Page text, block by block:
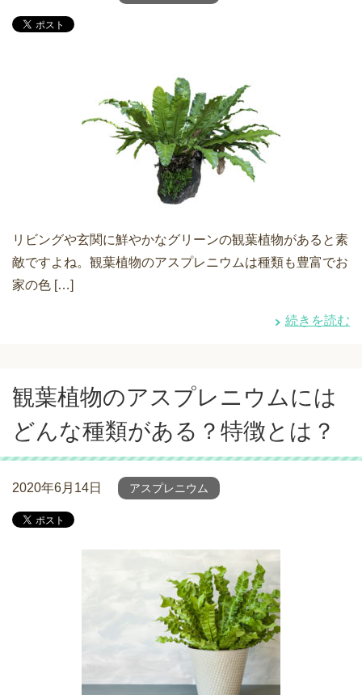
リビングや玄関に鮮やかなグリーンの観葉植物があると素
敵ですよね。観葉植物のアスプレニウムは種類も豊富でお
家の色 […]
続きを読む
観葉植物のアスプレニウムには
どんな種類がある？特徴とは？
2020年6月14日 アスプレニウム